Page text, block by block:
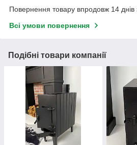
Повернення товару впродовж 14 днів
Всі умови повернення
Подібні товари компанії